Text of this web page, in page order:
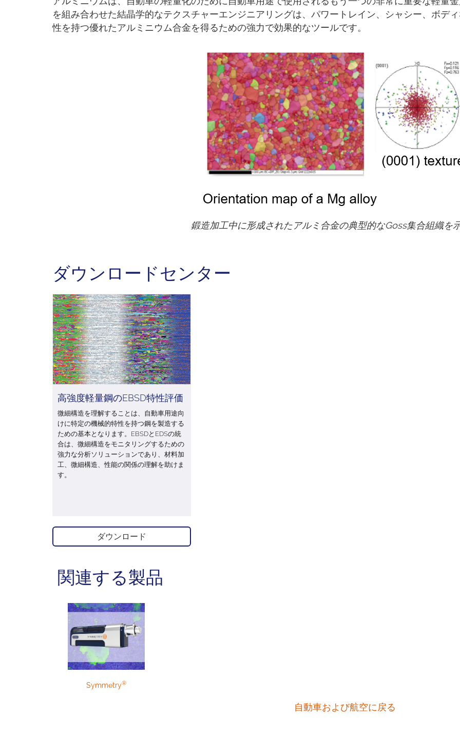
を組み合わせた結晶学的なテクスチャーエンジニアリングは、パワートレイン、シャシー、ボデ
性を持つ優れたアルミニウム合金を得るための強力で効果的なツールです。
鍛造加工中に形成されたアルミ合金の典型的なGoss集合組織を示
ダウンロードセンター
高強度軽量鋼のEBSD特性評価
微細構造を理解することは、自動車用途向
けに特定の機械的特性を持つ鋼を製造する
ための基本となります。EBSDとEDSの統
合は、微細構造をモニタリングするための
強力な分析ソリューションであり、材料加
工、微細構造、性能の関係の理解を助けま
す。
ダウンロード
関連する製品
Symmetry®
自動車および航空に戻る